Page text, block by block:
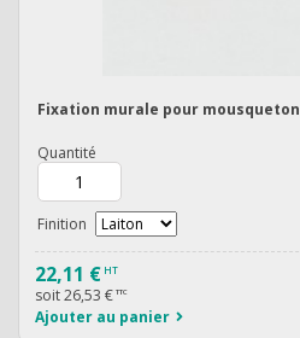
Fixation murale pour mousqueton
Quantité
Finition
22,11 € HT
soit26,53 € TTC
Ajouter au panier